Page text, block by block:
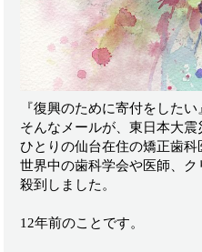
『復興のために寄付をしたい
そんなメールが、東日本大震
ひとりの仙台在住の矯正歯科
世界中の歯科学会や医師、
殺到しました。
12年前のことです。